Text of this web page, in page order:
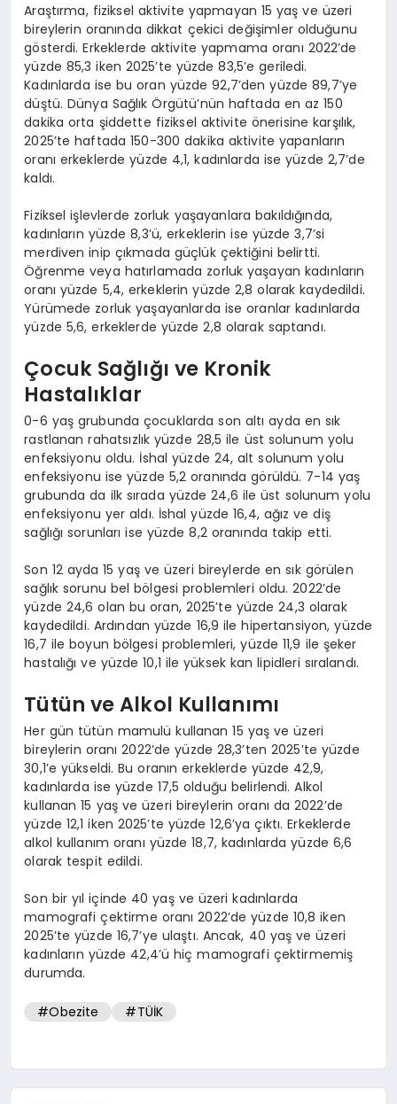
Araştırma, fiziksel aktivite yapmayan 15 yaş ve üzeri
bireylerin oranında dikkat çekici değişimler olduğunu
gösterdi. Erkeklerde aktivite yapmama oranı 2022’de
yüzde 85,3 iken 2025’te yüzde 83,5’e geriledi.
Kadınlarda ise bu oran yüzde 92,7’den yüzde 89,7’ye
düştü. Dünya Sağlık Örgütü’nün haftada en az 150
dakika orta şiddette fiziksel aktivite önerisine karşılık,
2025’te haftada 150-300 dakika aktivite yapanların
oranı erkeklerde yüzde 4,1, kadınlarda ise yüzde 2,7’de
kaldı.
Fiziksel işlevlerde zorluk yaşayanlara bakıldığında,
kadınların yüzde 8,3’ü, erkeklerin ise yüzde 3,7’si
merdiven inip çıkmada güçlük çektiğini belirtti.
Öğrenme veya hatırlamada zorluk yaşayan kadınların
oranı yüzde 5,4, erkeklerin yüzde 2,8 olarak kaydedildi.
Yürümede zorluk yaşayanlarda ise oranlar kadınlarda
yüzde 5,6, erkeklerde yüzde 2,8 olarak saptandı.
Çocuk Sağlığı ve Kronik
Hastalıklar
0-6 yaş grubunda çocuklarda son altı ayda en sık
rastlanan rahatsızlık yüzde 28,5 ile üst solunum yolu
enfeksiyonu oldu. İshal yüzde 24, alt solunum yolu
enfeksiyonu ise yüzde 5,2 oranında görüldü. 7-14 yaş
grubunda da ilk sırada yüzde 24,6 ile üst solunum yolu
enfeksiyonu yer aldı. İshal yüzde 16,4, ağız ve diş
sağlığı sorunları ise yüzde 8,2 oranında takip etti.
Son 12 ayda 15 yaş ve üzeri bireylerde en sık görülen
sağlık sorunu bel bölgesi problemleri oldu. 2022’de
yüzde 24,6 olan bu oran, 2025’te yüzde 24,3 olarak
kaydedildi. Ardından yüzde 16,9 ile hipertansiyon, yüzde
16,7 ile boyun bölgesi problemleri, yüzde 11,9 ile şeker
hastalığı ve yüzde 10,1 ile yüksek kan lipidleri sıralandı.
Tütün ve Alkol Kullanımı
Her gün tütün mamulü kullanan 15 yaş ve üzeri
bireylerin oranı 2022’de yüzde 28,3’ten 2025’te yüzde
30,1’e yükseldi. Bu oranın erkeklerde yüzde 42,9,
kadınlarda ise yüzde 17,5 olduğu belirlendi. Alkol
kullanan 15 yaş ve üzeri bireylerin oranı da 2022’de
yüzde 12,1 iken 2025’te yüzde 12,6’ya çıktı. Erkeklerde
alkol kullanım oranı yüzde 18,7, kadınlarda yüzde 6,6
olarak tespit edildi.
Son bir yıl içinde 40 yaş ve üzeri kadınlarda
mamografi çektirme oranı 2022’de yüzde 10,8 iken
2025’te yüzde 16,7’ye ulaştı. Ancak, 40 yaş ve üzeri
kadınların yüzde 42,4’ü hiç mamografi çektirmemiş
durumda.
#Obezite #TÜİK